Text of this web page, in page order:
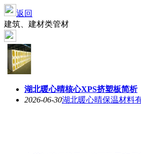
返回
建筑、建材类管材
湖北暖心晴核心XPS挤塑板简析
2026-06-30湖北暖心晴保温材料